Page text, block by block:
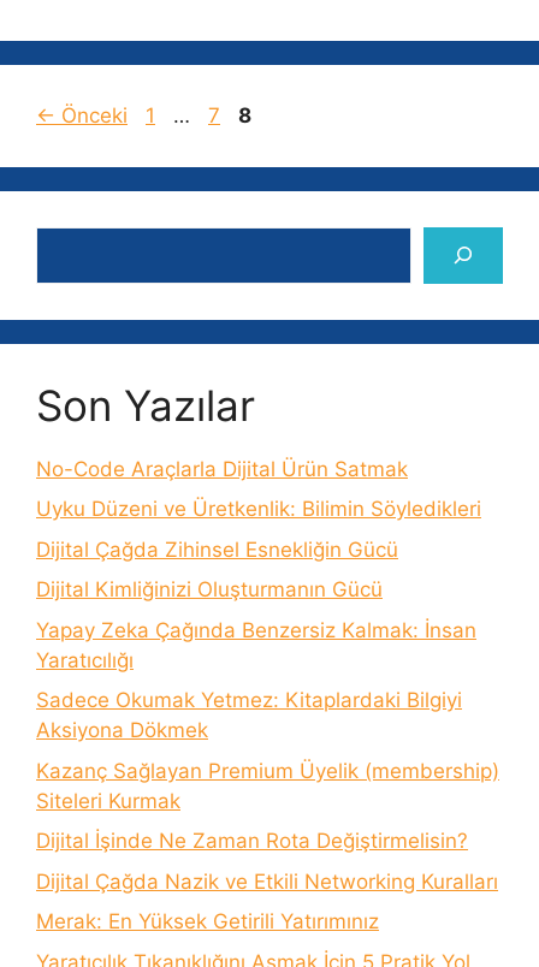
← Önceki Sayfa
1 … Sayfa
7 Sayfa
8
Son Yazılar
No-Code Araçlarla Dijital Ürün Satmak
Uyku Düzeni ve Üretkenlik: Bilimin Söyledikleri
Dijital Çağda Zihinsel Esnekliğin Gücü
Dijital Kimliğinizi Oluşturmanın Gücü
Yapay Zeka Çağında Benzersiz Kalmak: İnsan
Yaratıcılığı
Sadece Okumak Yetmez: Kitaplardaki Bilgiyi
Aksiyona Dökmek
Kazanç Sağlayan Premium Üyelik (membership)
Siteleri Kurmak
Dijital İşinde Ne Zaman Rota Değiştirmelisin?
Dijital Çağda Nazik ve Etkili Networking Kuralları
Merak: En Yüksek Getirili Yatırımınız
Yaratıcılık Tıkanıklığını Aşmak İçin 5 Pratik Yol